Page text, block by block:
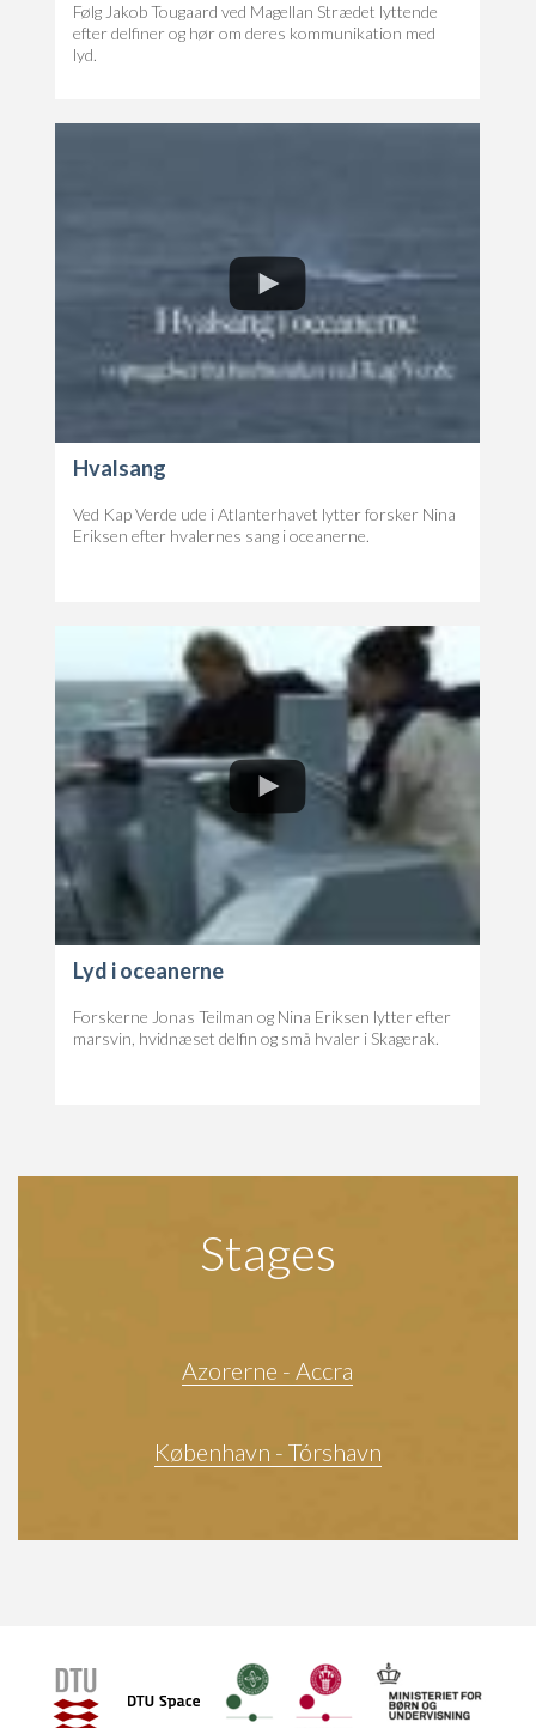
Følg Jakob Tougaard ved Magellan Strædet lyttende
efter delfiner og hør om deres kommunikation med
lyd.
Hvalsang
Ved Kap Verde ude i Atlanterhavet lytter forsker Nina
Eriksen efter hvalernes sang i oceanerne.
Lyd i oceanerne
Forskerne Jonas Teilman og Nina Eriksen lytter efter
marsvin, hvidnæset delfin og små hvaler i Skagerak.
Stages
Azorerne - Accra
København - Tórshavn